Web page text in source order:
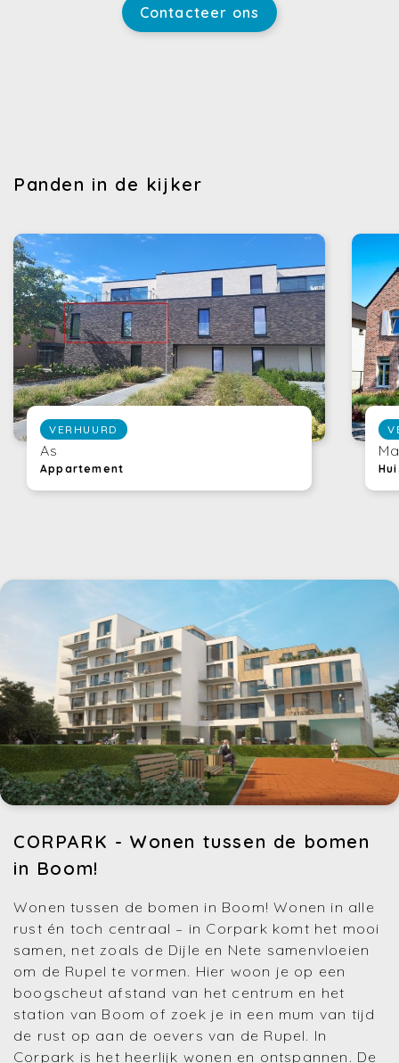
Contacteer ons
Panden in de kijker
VERHUURD
As
Appartement
CORPARK - Wonen tussen de bomen
in Boom!
Wonen tussen de bomen in Boom! Wonen in alle
rust én toch centraal – in Corpark komt het mooi
samen, net zoals de Dijle en Nete samenvloeien
om de Rupel te vormen. Hier woon je op een
boogscheut afstand van het centrum en het
station van Boom of zoek je in een mum van tijd
de rust op aan de oevers van de Rupel. In
Corpark is het heerlijk wonen en ontspannen. De